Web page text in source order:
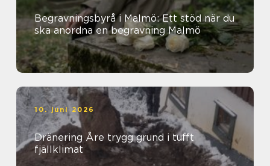
Begravningsbyrå i Malmö: Ett stöd när du
ska anordna en begravning Malmö
10. juni 2026
Dränering Åre trygg grund i tufft
fjällklimat